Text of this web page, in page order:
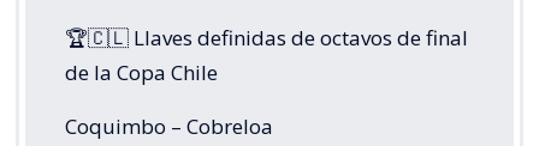
🏆🇨🇱 Llaves definidas de octavos de final
de la Copa Chile
Coquimbo – Cobreloa